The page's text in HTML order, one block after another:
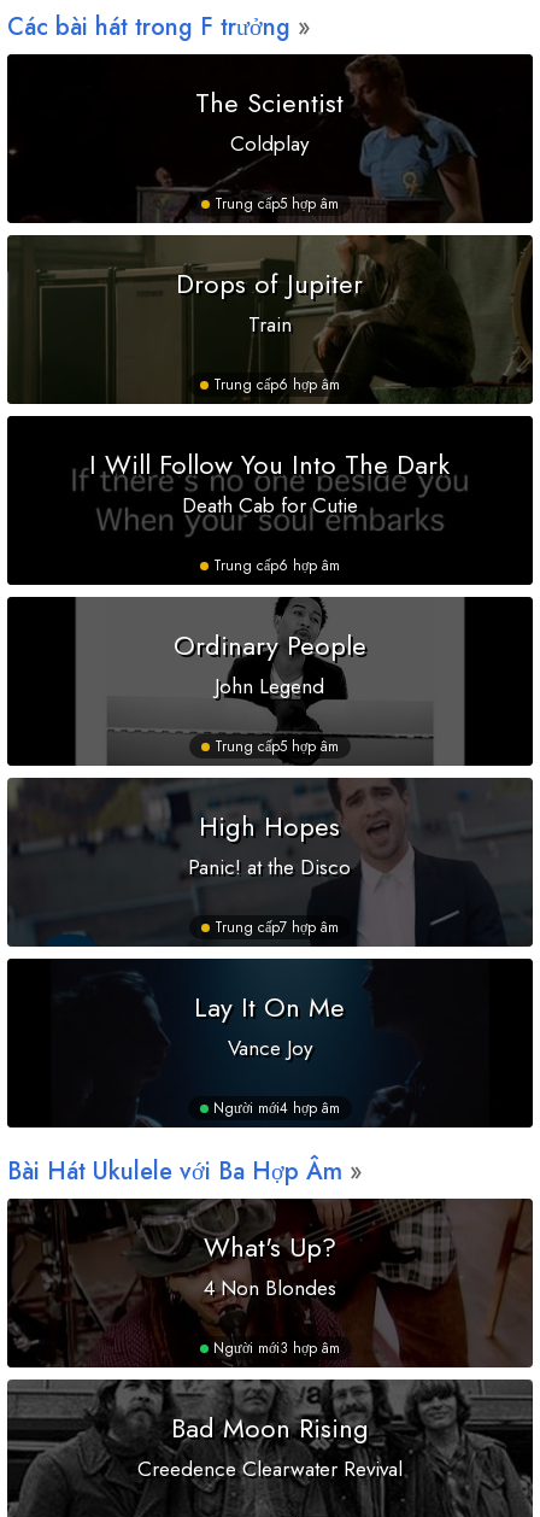
Các bài hát trong F trưởng
The Scientist
Coldplay
Trung cấp5 hợp âm
Drops of Jupiter
Train
Trung cấp6 hợp âm
I Will Follow You Into The Dark
Death Cab for Cutie
Trung cấp6 hợp âm
Ordinary People
John Legend
Trung cấp5 hợp âm
High Hopes
Panic! at the Disco
Trung cấp7 hợp âm
Lay It On Me
Vance Joy
Người mới4 hợp âm
Bài Hát Ukulele với Ba Hợp Âm
What's Up?
4 Non Blondes
Người mới3 hợp âm
Bad Moon Rising
Creedence Clearwater Revival